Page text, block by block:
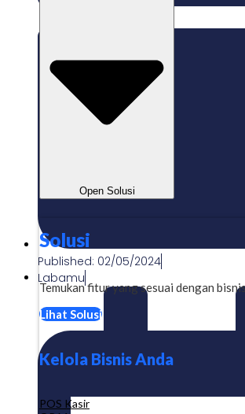
Open Solusi
Solusi
Temukan fitur yang sesuai dengan
Lihat Solusi
Kelola Bisnis Anda
POS Kasir
Published: 02/05/2024
Labamu